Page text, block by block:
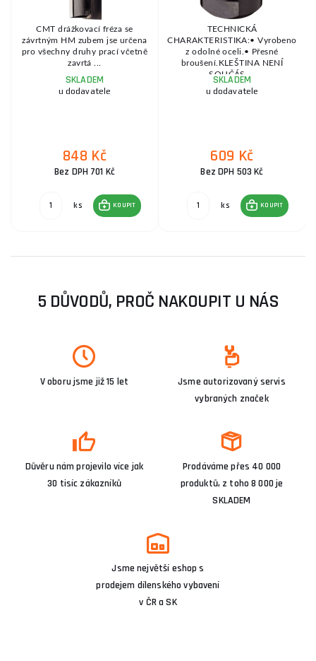
CMT drážkovací fréza se
závrtným HM zubem jse určena
pro všechny druhy prací včetně
zavrtá ...
SKLADEM
u dodavatele
848 Kč
Bez DPH 701 Kč
ks KOUPIT
TECHNICKÁ
CHARAKTERISTIKA:• Vyrobeno
z odolné oceli.• Přesné
broušení.KLEŠTINA NENÍ
SOUČÁS ...
SKLADEM
u dodavatele
609 Kč
Bez DPH 503 Kč
ks KOUPIT
5 DŮVODŮ, PROČ NAKOUPIT U NÁS
V oboru jsme již 15 let
Jsme autorizovaný servis
vybraných značek
Důvěru nám projevilo více jak
30 tisíc zákazníků
Prodáváme přes 40 000
produktů, z toho 8 000 je
SKLADEM
Jsme největší eshop s
prodejem dílenského vybavení
v ČR a SK